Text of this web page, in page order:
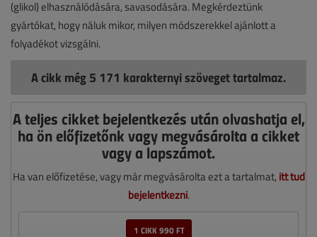
(glikol) elhasználódására, savasodására. Megkérdeztünk
gyártókat, hogy náluk mikor, milyen módszerekkel ajánlott a
folyadékot vizsgálni.
A cikk még 5 171 karakternyi szöveget tartalmaz.
A teljes cikket bejelentkezés után olvashatja el,
ha ön előfizetőnk vagy megvásárolta a cikket
vagy a lapszámot.
Ha van előfizetése, vagy már megvásárolta ezt a tartalmat, itt tud
bejelentkezni.
1 CIKK 990 FT